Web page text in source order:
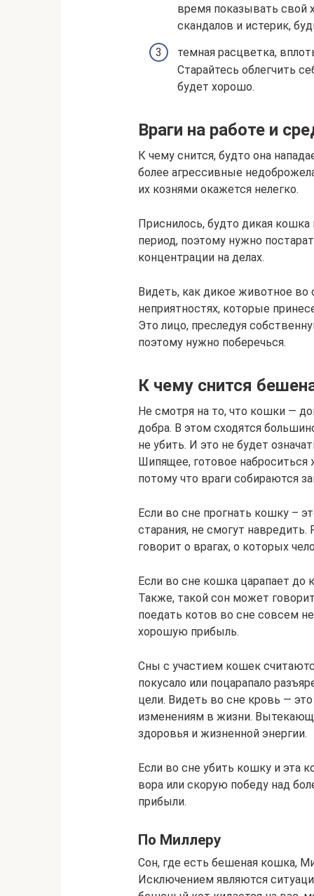
время показывать свой
скандалов и истерик,
темная расцветка,
Старайтесь облегчить
будет хорошо.
Враги на работе и
К чему снится, будто она
более агрессивные
их кознями окажется нелегко.
Приснилось, будто дикая
период, поэтому нужно
концентрации на делах.
Видеть, как дикое животное во
неприятностях, которые
Это лицо, преследуя
поэтому нужно поберечься.
К чему снится
Не смотря на то, что кошки —
добра. В этом сходятся
не убить. И это не будет
Шипящее, готовое наброситься
потому что враги собираются
Если во сне прогнать кошку –
старания, не смогут
говорит о врагах, о которых
Если во сне кошка царапает до
Также, такой сон может
поедать котов во сне совсем
хорошую прибыль.
Сны с участием кошек
покусало или поцарапало
цели. Видеть во сне кровь —
изменениям в жизни.
здоровья и жизненной энергии.
Если во сне убить кошку и эта
вора или скорую победу над
прибыли.
По Миллеру
Сон, где есть бешеная кошка,
Исключением являются